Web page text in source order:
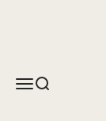
MenüSuche